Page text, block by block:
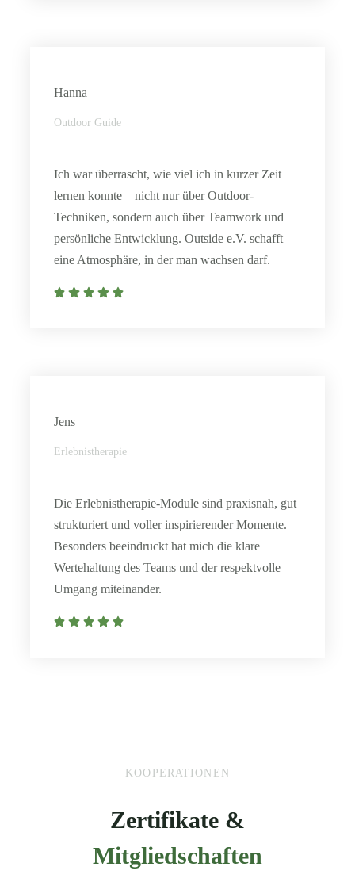
Hanna
Outdoor Guide
Ich war überrascht, wie viel ich in kurzer Zeit
lernen konnte – nicht nur über Outdoor-
Techniken, sondern auch über Teamwork und
persönliche Entwicklung. Outside e.V. schafft
eine Atmosphäre, in der man wachsen darf.
Jens
Erlebnistherapie
Die Erlebnistherapie-Module sind praxisnah, gut
strukturiert und voller inspirierender Momente.
Besonders beeindruckt hat mich die klare
Wertehaltung des Teams und der respektvolle
Umgang miteinander.
KOOPERATIONEN
Zertifikate &
Mitgliedschaften